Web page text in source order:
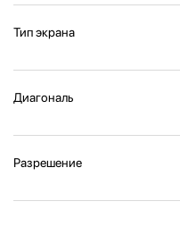
Тип экрана
Диагональ
Разрешение